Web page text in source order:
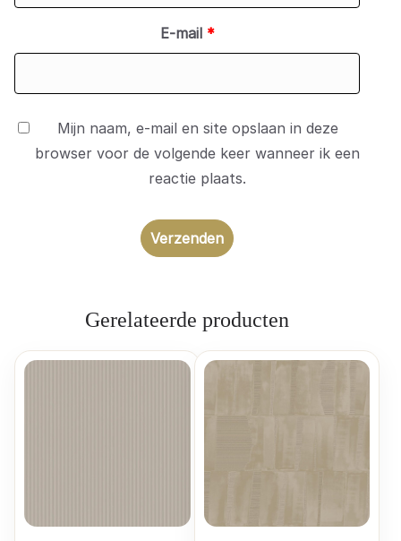
E-mail *
Mijn naam, e-mail en site opslaan in deze
browser voor de volgende keer wanneer ik een
reactie plaats.
Gerelateerde producten